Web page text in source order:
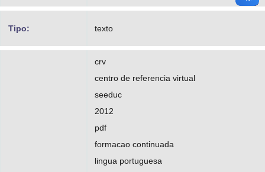
Tipo: texto
crv
centro de referencia virtual
seeduc
2012
pdf
formacao continuada
lingua portuguesa